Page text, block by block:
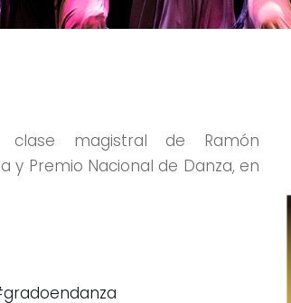
magistral de Ramón
Premio Nacional de Danza, en